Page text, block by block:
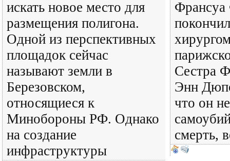
искать новое место для
размещения полигона.
Одной из перспективных
площадок сейчас
называют земли в
Березовском,
относящиеся к
Минобороны РФ. Однако
на создание
инфраструктуры
Франсуа
Сестра
Энн
что он
смерть,